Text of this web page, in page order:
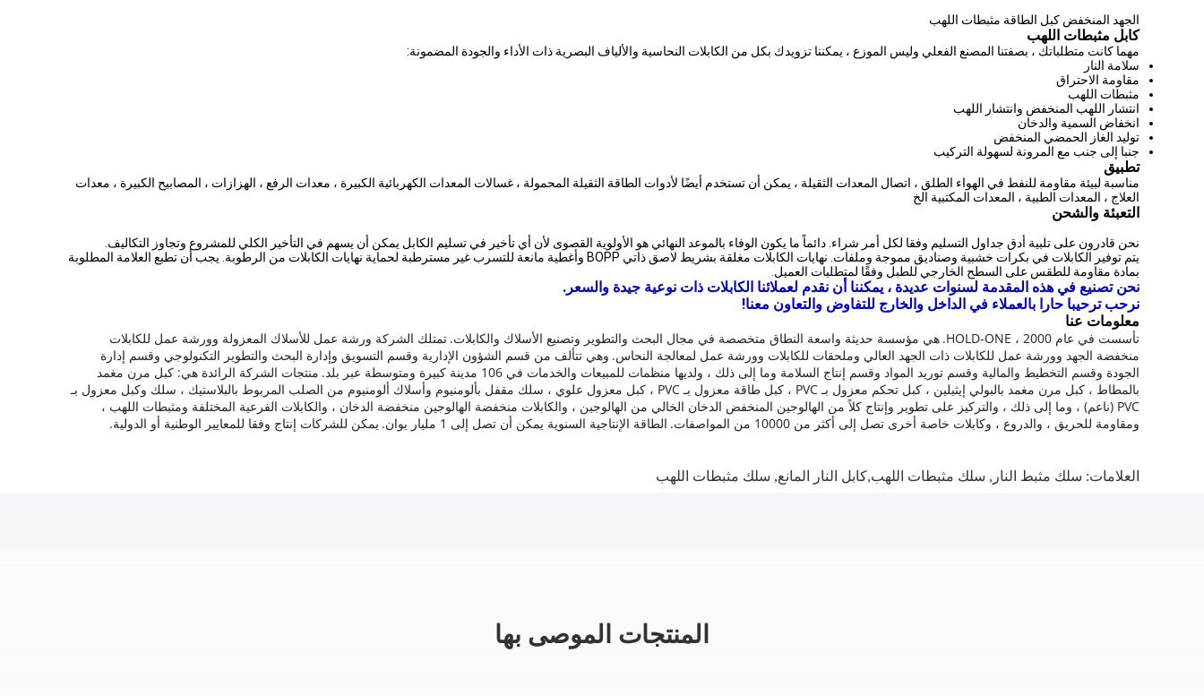
الجهد المنخفض كبل الطاقة مثبطات اللهب
كابل مثبطات اللهب
مهما كانت متطلباتك ، بصفتنا المصنع الفعلي وليس الموزع ، يمكننا تزويدك بكل من الكابلات النحاسية والألياف البصرية ذات الأداء والجودة المضمونة:
سلامة النار
مقاومة الاحتراق
مثبطات اللهب
انتشار اللهب المنخفض وانتشار اللهب
انخفاض السمية والدخان
توليد الغاز الحمضي المنخفض
جنبا إلى جنب مع المرونة لسهولة التركيب
تطبيق
مناسبة لبيئة مقاومة للنفط في الهواء الطلق ، اتصال المعدات الثقيلة ، يمكن أن تستخدم أيضًا لأدوات الطاقة الثقيلة المحمولة ، غسالات المعدات الكهربائية الكبيرة ، معدات الرفع ، الهزازات ، المصابيح الكبيرة ، معدات
العلاج ، المعدات الطبية ، المعدات المكتبية الخ
التعبئة والشحن
نحن قادرون على تلبية أدق جداول التسليم وفقا لكل أمر شراء. دائماً ما يكون الوفاء بالموعد النهائي هو الأولوية القصوى لأن أي تأخير في تسليم الكابل يمكن أن يسهم في التأخير الكلي للمشروع وتجاوز التكاليف.
يتم توفير الكابلات في بكرات خشبية وصناديق مموجة وملفات. نهايات الكابلات مغلقة بشريط لاصق ذاتي BOPP وأغطية مانعة للتسرب غير مسترطبة لحماية نهايات الكابلات من الرطوبة. يجب أن تطبع العلامة المطلوبة
بمادة مقاومة للطقس على السطح الخارجي للطبل وفقًا لمتطلبات العميل.
نحن تصنيع في هذه المقدمة لسنوات عديدة ، يمكننا أن نقدم لعملائنا الكابلات ذات نوعية جيدة والسعر.
نرحب ترحيبا حارا بالعملاء في الداخل والخارج للتفاوض والتعاون معنا!
معلومات عنا
تأسست في عام 2000 ، HOLD-ONE.
هي مؤسسة حديثة واسعة النطاق متخصصة في مجال البحث والتطوير وتصنيع الأسلاك والكابلات. تمتلك الشركة ورشة عمل للأسلاك المعزولة وورشة عمل للكابلات
منخفضة الجهد وورشة عمل للكابلات ذات الجهد العالي وملحقات للكابلات وورشة عمل لمعالجة النحاس. وهي تتألف من قسم الشؤون الإدارية وقسم التسويق وإدارة البحث والتطوير التكنولوجي وقسم إدارة
الجودة وقسم التخطيط والمالية وقسم توريد المواد وقسم إنتاج السلامة وما إلى ذلك ، ولديها منظمات للمبيعات والخدمات في 106 مدينة كبيرة ومتوسطة عبر بلد.
منتجات الشركة الرائدة هي: كبل مرن مغمد
بالمطاط ، كبل مرن مغمد بالبولي إيثيلين ، كبل تحكم معزول بـ PVC ، كبل طاقة معزول بـ PVC ، كبل معزول علوي ، سلك مقفل بألومنيوم وأسلاك ألومنيوم من الصلب المربوط بالبلاستيك ، سلك وكبل معزول بـ
PVC (ناعم) ، وما إلى ذلك ، والتركيز على تطوير وإنتاج كلاً من الهالوجين المنخفض الدخان الخالي من الهالوجين ، والكابلات منخفضة الهالوجين منخفضة الدخان ، والكابلات الفرعية المختلفة ومثبطات اللهب ،
ومقاومة للحريق ، والدروع ، وكابلات خاصة أخرى تصل إلى أكثر من 10000 من المواصفات.
الطاقة الإنتاجية السنوية يمكن أن تصل إلى 1 مليار يوان. يمكن للشركات إنتاج وفقا للمعايير الوطنية أو الدولية.
العلامات: سلك مثبط النار , سلك مثبطات اللهب,كابل النار المانع, سلك مثبطات اللهب
المنتجات الموصى بها